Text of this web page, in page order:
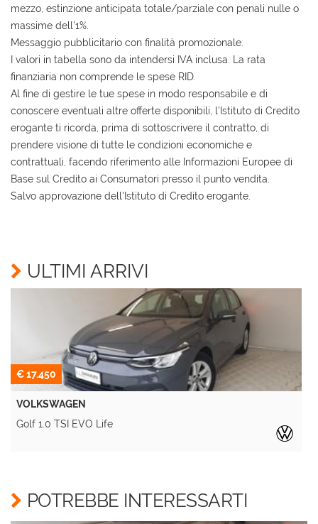
Ho letto e accettol'informativa privacy*
Invia la tua richiesta
mezzo, estinzione anticipata totale/parziale con penali nulle o
massime dell'1%.
Messaggio pubblicitario con finalità promozionale.
I valori in tabella sono da intendersi IVA inclusa. La rata
finanziaria non comprende le spese RID.
Al fine di gestire le tue spese in modo responsabile e di
conoscere eventuali altre offerte disponibili, l'Istituto di Credito
erogante ti ricorda, prima di sottoscrivere il contratto, di
prendere visione di tutte le condizioni economiche e
contrattuali, facendo riferimento alle Informazioni Europee di
Base sul Credito ai Consumatori presso il punto vendita.
Salvo approvazione dell'Istituto di Credito erogante.
ULTIMI ARRIVI
€ 17.450
VOLKSWAGEN
Golf 1.0 TSI EVO Life
POTREBBE INTERESSARTI